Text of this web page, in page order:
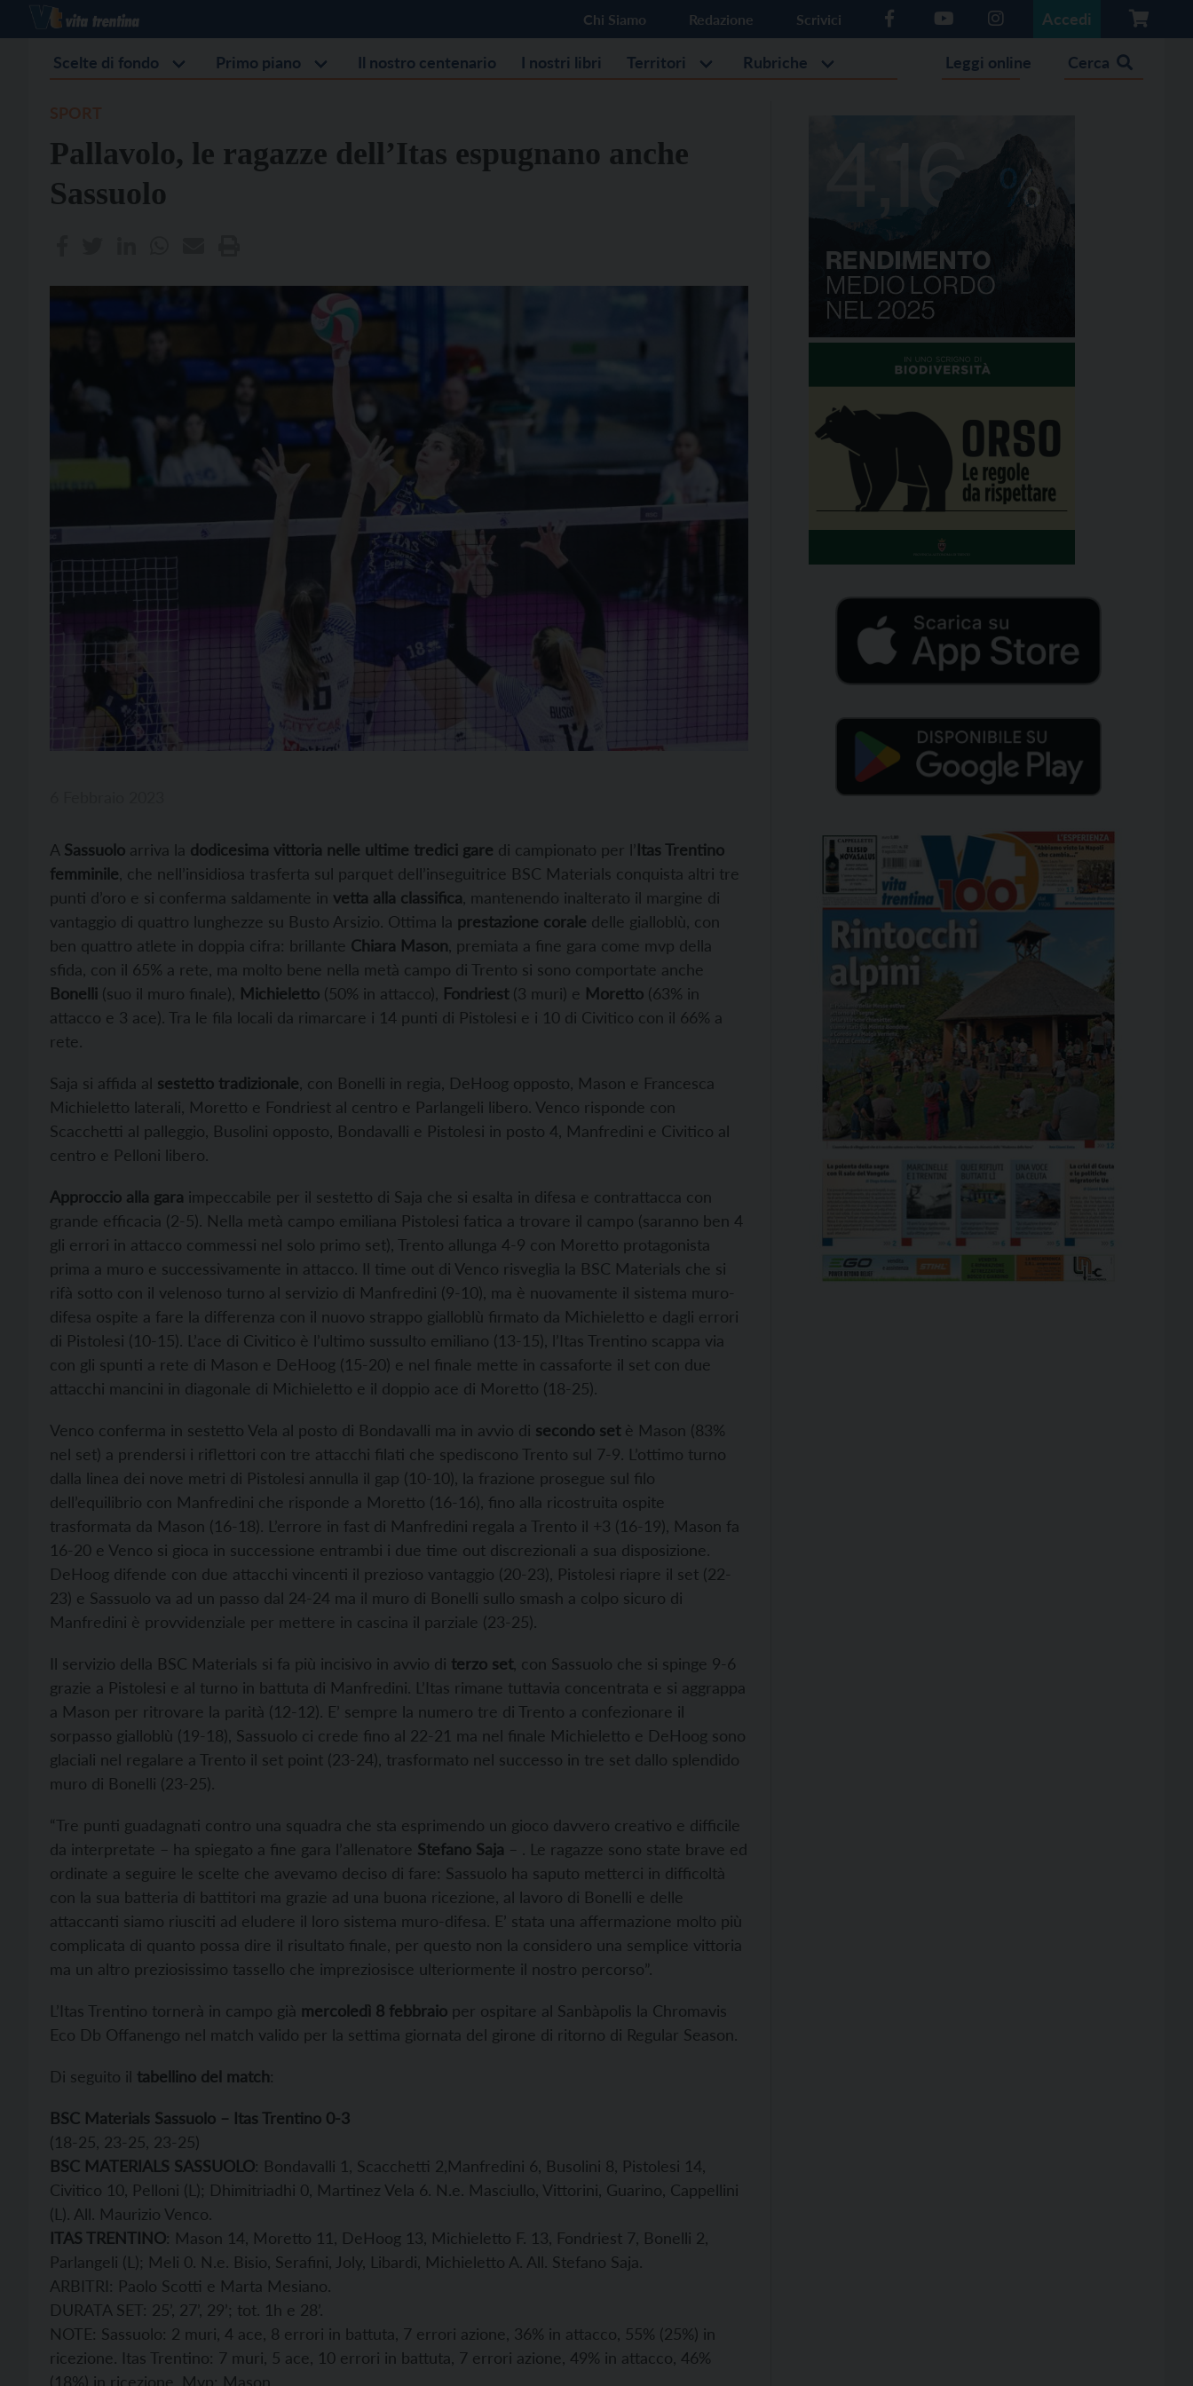
Chi Siamo Redazione Scrivici Accedi
Scelte di fondo Primo piano Il nostro centenario I nostri libri Territori Rubriche Leggi online Cerca
Pallavolo, le ragazze dell’Itas espugnano anche
Sassuolo
A Sassuolo arriva la dodicesima vittoria nelle ultime tredici gare di campionato per l’Itas Trentino
femminile , che nell’insidiosa trasferta sul parquet dell’inseguitrice BSC Materials conquista altri tre
punti d’oro e si conferma saldamente in vetta alla classifica , mantenendo inalterato il margine di
vantaggio di quattro lunghezze su Busto Arsizio. Ottima la prestazione corale delle gialloblù, con
ben quattro atlete in doppia cifra: brillante Chiara Mason , premiata a fine gara come mvp della
sfida, con il 65% a rete, ma molto bene nella metà campo di Trento si sono comportate anche
Bonelli (suo il muro finale), Michieletto (50% in attacco), Fondriest(3 muri) e Moretto (63% in
attacco e 3 ace). Tra le fila locali da rimarcare i 14 punti di Pistolesi e i 10 di Civitico con il 66% a
rete.
Saja si affida al sestetto tradizionale , con Bonelli in regia, DeHoog opposto, Mason e Francesca
Michieletto laterali, Moretto e Fondriest al centro e Parlangeli libero. Venco risponde con
Scacchetti al palleggio, Busolini opposto, Bondavalli e Pistolesi in posto 4, Manfredini e Civitico al
centro e Pelloni libero.
Approccio alla gara impeccabile per il sestetto di Saja che si esalta in difesa e contrattacca con
grande efficacia (2-5). Nella metà campo emiliana Pistolesi fatica a trovare il campo (saranno ben 4
gli errori in attacco commessi nel solo primo set), Trento allunga 4-9 con Moretto protagonista
prima a muro e successivamente in attacco. Il time out di Venco risveglia la BSC Materials che si
rifà sotto con il velenoso turno al servizio di Manfredini (9-10), ma è nuovamente il sistema muro-
difesa ospite a fare la differenza con il nuovo strappo gialloblù firmato da Michieletto e dagli errori
di Pistolesi (10-15). L’ace di Civitico è l’ultimo sussulto emiliano (13-15), l’Itas Trentino scappa via
con gli spunti a rete di Mason e DeHoog (15-20) e nel finale mette in cassaforte il set con due
attacchi mancini in diagonale di Michieletto e il doppio ace di Moretto (18-25).
Venco conferma in sestetto Vela al posto di Bondavalli ma in avvio di secondo setè Mason (83%
nel set) a prendersi i riflettori con tre attacchi filati che spediscono Trento sul 7-9. L’ottimo turno
dalla linea dei nove metri di Pistolesi annulla il gap (10-10), la frazione prosegue sul filo
dell’equilibrio con Manfredini che risponde a Moretto (16-16), fino alla ricostruita ospite
trasformata da Mason (16-18). L’errore in fast di Manfredini regala a Trento il +3 (16-19), Mason fa
16-20 e Venco si gioca in successione entrambi i due time out discrezionali a sua disposizione.
DeHoog difende con due attacchi vincenti il prezioso vantaggio (20-23), Pistolesi riapre il set (22-
23) e Sassuolo va ad un passo dal 24-24 ma il muro di Bonelli sullo smash a colpo sicuro di
Manfredini è provvidenziale per mettere in cascina il parziale (23-25).
Il servizio della BSC Materials si fa più incisivo in avvio di terzo set, con Sassuolo che si spinge 9-6
grazie a Pistolesi e al turno in battuta di Manfredini. L’Itas rimane tuttavia concentrata e si aggrappa
a Mason per ritrovare la parità (12-12). E’ sempre la numero tre di Trento a confezionare il
sorpasso gialloblù (19-18), Sassuolo ci crede fino al 22-21 ma nel finale Michieletto e DeHoog sono
glaciali nel regalare a Trento il set point (23-24), trasformato nel successo in tre set dallo splendido
muro di Bonelli (23-25).
“Tre punti guadagnati contro una squadra che sta esprimendo un gioco davvero creativo e difficile
da interpretate – ha spiegato a fine gara l’allenatore Stefano Saja – . Le ragazze sono state brave ed
ordinate a seguire le scelte che avevamo deciso di fare: Sassuolo ha saputo metterci in difficoltà
con la sua batteria di battitori ma grazie ad una buona ricezione, al lavoro di Bonelli e delle
attaccanti siamo riusciti ad eludere il loro sistema muro-difesa. E’ stata una affermazione molto più
complicata di quanto possa dire il risultato finale, per questo non la considero una semplice vittoria
ma un altro preziosissimo tassello che impreziosisce ulteriormente il nostro percorso”.
L’Itas Trentino tornerà in campo già mercoledì 8 febbraio per ospitare al Sanbàpolis la Chromavis
Eco Db Offanengo nel match valido per la settima giornata del girone di ritorno di Regular Season.
Di seguito il tabellino del match:
BSC Materials Sassuolo – Itas Trentino 0-3
(18-25, 23-25, 23-25)
BSC MATERIALS SASSUOLO: Bondavalli 1, Scacchetti 2,Manfredini 6, Busolini 8, Pistolesi 14,
Civitico 10, Pelloni (L); Dhimitriadhi 0, Martinez Vela 6. N.e. Masciullo, Vittorini, Guarino, Cappellini
(L). All. Maurizio Venco.
ITAS TRENTINO: Mason 14, Moretto 11, DeHoog 13, Michieletto F. 13, Fondriest 7, Bonelli 2,
Parlangeli (L); Meli 0. N.e. Bisio, Serafini, Joly, Libardi, Michieletto A. All. Stefano Saja.
ARBITRI: Paolo Scotti e Marta Mesiano.
DURATA SET: 25’, 27’, 29’; tot. 1h e 28’.
NOTE: Sassuolo: 2 muri, 4 ace, 8 errori in battuta, 7 errori azione, 36% in attacco, 55% (25%) in
ricezione. Itas Trentino: 7 muri, 5 ace, 10 errori in battuta, 7 errori azione, 49% in attacco, 46%
(18%) in ricezione. Mvp: Mason.